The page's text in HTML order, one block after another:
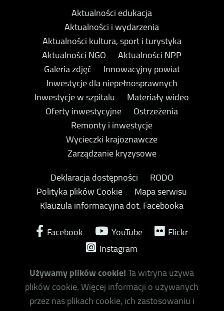
Aktualności edukacja
Aktualności i wydarzenia
Aktualności kultura, sport i turystyka
Aktualności NGO
Aktualności NPP
Galeria zdjęć
Innowacyjny powiat
Inwestycje dla niepełnosprawnych
Inwestycje w szpitalu
Materiały wideo
Oferty inwestycyjne
Ostrzeżenia
Remonty i inwestycje
Wycieczki krajoznawcze
Zarządzanie kryzysowe
Deklaracja dostępności
RODO
Polityka plików Cookie
Mapa serwisu
Klauzula informacyjna dot. Facebooka
Facebook
YouTube
Flickr
Instagram
Używamy plików cookie!Ta witryna używa
plików cookie. Więcej informacji o używanych
przez nas plikach cookie, ich zastosowaniu i